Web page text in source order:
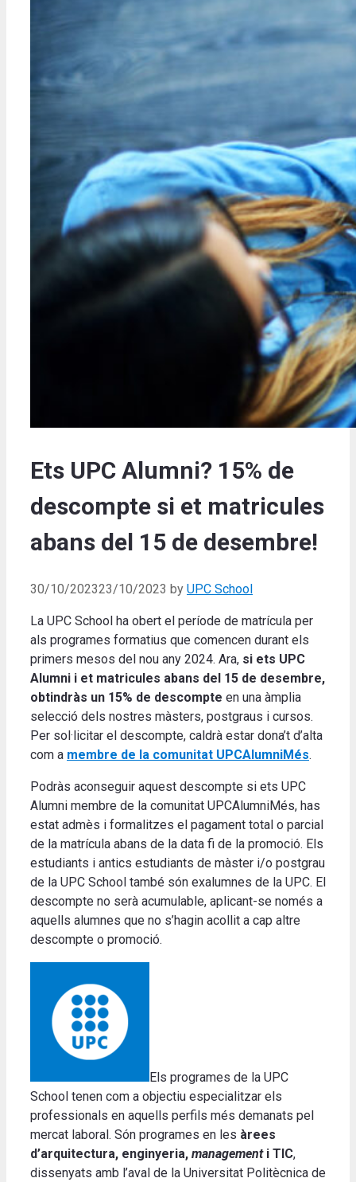
Ets UPC Alumni? 15% de
descompte si et matricules
abans del 15 de desembre!
30/10/202323/10/2023 by UPC School
La UPC School ha obert el període de matrícula per
als programes formatius que comencen durant els
primers mesos del nou any 2024. Ara, si ets UPC
Alumni i et matricules abans del 15 de desembre,
obtindràs un 15% de descompte en una àmplia
selecció dels nostres màsters, postgraus i cursos.
Per sol·licitar el descompte, caldrà estar dona’t d’alta
com a membre de la comunitat UPCAlumniMés.
Podràs aconseguir aquest descompte si ets UPC
Alumni membre de la comunitat UPCAlumniMés, has
estat admès i formalitzes el pagament total o parcial
de la matrícula abans de la data fi de la promoció. Els
estudiants i antics estudiants de màster i/o postgrau
de la UPC School també són exalumnes de la UPC. El
descompte no serà acumulable, aplicant-se només a
aquells alumnes que no s’hagin acollit a cap altre
descompte o promoció.
Els programes de la UPC
School tenen com a objectiu especialitzar els
professionals en aquells perfils més demanats pel
mercat laboral. Són programes en les àrees
d’arquitectura, enginyeria, managementi TIC,
dissenyats amb l’aval de la Universitat Politècnica de